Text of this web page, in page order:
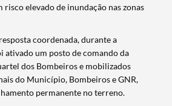
risco elevado de inundação nas zonas
coordenada, durante a
ativado um posto de comando da
dos Bombeiros e mobilizados
do Município, Bombeiros e GNR,
permanente no terreno.